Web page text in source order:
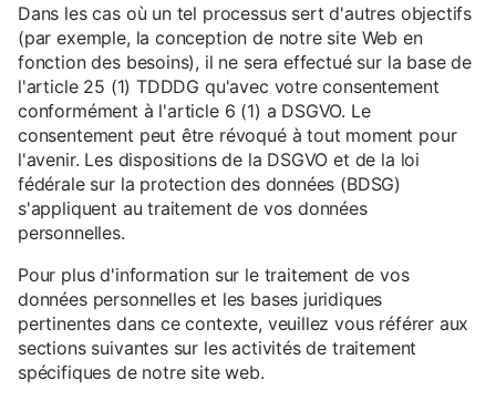
Dans les cas où un tel processus sert d'autres objectifs
(par exemple, la conception de notre site Web en
fonction des besoins), il ne sera effectué sur la base de
l'article 25 (1) TDDDG qu'avec votre consentement
conformément à l'article 6 (1) a DSGVO. Le
consentement peut être révoqué à tout moment pour
l'avenir. Les dispositions de la DSGVO et de la loi
fédérale sur la protection des données (BDSG)
s'appliquent au traitement de vos données
personnelles.
Pour plus d'information sur le traitement de vos
données personnelles et les bases juridiques
pertinentes dans ce contexte, veuillez vous référer aux
sections suivantes sur les activités de traitement
spécifiques de notre site web.